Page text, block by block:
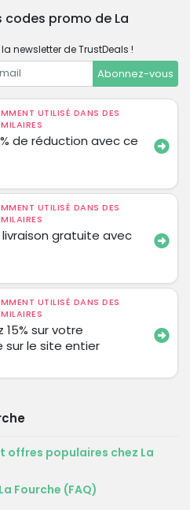
codes promo de La
newsletter de TrustDeals !
Abonnez-vous
UTILISÉ DANS DES
de réduction avec ce
UTILISÉ DANS DES
gratuite avec
UTILISÉ DANS DES
15% sur votre
sur le site entier
offres populaires chez La
Fourche (FAQ)